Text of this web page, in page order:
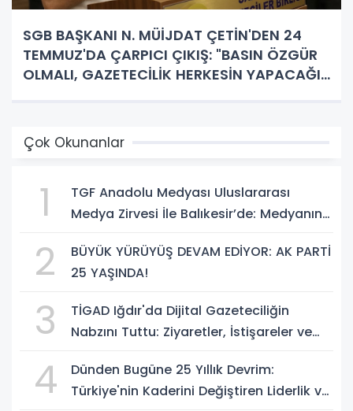
SGB BAŞKANI N. MÜİJDAT ÇETİN'DEN 24
TEMMUZ'DA ÇARPICI ÇIKIŞ: "BASIN ÖZGÜR
OLMALI, GAZETECİLİK HERKESİN YAPACAĞI
Çok Okunanlar
1
TGF Anadolu Medyası Uluslararası
Medya Zirvesi İle Balıkesir’de: Medyanın
2
BÜYÜK YÜRÜYÜŞ DEVAM EDİYOR: AK PARTİ
25 YAŞINDA!
3
TİGAD Iğdır'da Dijital Gazeteciliğin
Nabzını Tuttu: Ziyaretler, İstişareler ve
4
Dünden Bugüne 25 Yıllık Devrim:
Türkiye'nin Kaderini Değiştiren Liderlik ve